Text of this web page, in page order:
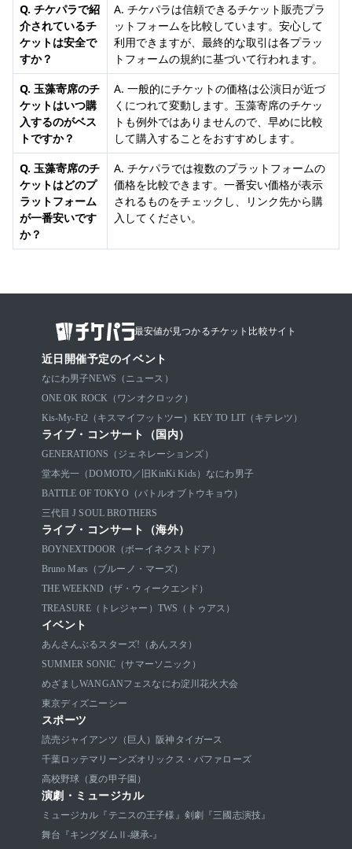
Q. チケパラで紹
介されているチ
ケットは安全で
すか？
A. チケパラは信頼できるチケット販売プラ
ットフォームを比較しています。安心して
利用できますが、最終的な取引は各プラッ
トフォームの規約に基づいて行われます。
Q. 玉藻寄席のチ
ケットはいつ購
入するのがベス
トですか？
A. 一般的にチケットの価格は公演日が近づ
くにつれて変動します。玉藻寄席のチケッ
トも例外ではありませんので、早めに比較
して購入することをおすすめします。
Q. 玉藻寄席のチ
ケットはどのプ
ラットフォーム
が一番安いです
か？
A. チケパラでは複数のプラットフォームの
価格を比較できます。一番安い価格が表示
されるものをチェックし、リンク先から購
入してください。
最安値が見つかるチケット比較サイト
近日開催予定のイベント
なにわ男子NEWS（ニュース）
ONE OK ROCK（ワンオクロック）
Kis-My-Ft2（キスマイフットツー） KEY TO LIT（キテレツ）
ライブ・コンサート（国内）
GENERATIONS（ジェネレーションズ）
堂本光一（DOMOTO／旧KinKi Kids） なにわ男子
BATTLE OF TOKYO（バトルオブトウキョウ）
三代目 J SOUL BROTHERS
ライブ・コンサート（海外）
BOYNEXTDOOR（ボーイネクストドア）
Bruno Mars（ブルーノ・マーズ）
THE WEEKND（ザ・ウィークエンド）
TREASURE（トレジャー） TWS（トゥアス）
イベント
あんさんぶるスターズ!（あんスタ）
SUMMER SONIC（サマーソニック）
めざましWANGANフェスなにわ淀川花火大会
東京ディズニーシー
スポーツ
読売ジャイアンツ（巨人）
阪神タイガース
千葉ロッテマリーンズオリックス・バファローズ
高校野球（夏の甲子園）
演劇・ミュージカル
ミュージカル『テニスの王子様』 剣劇『三國志演技』
舞台『キングダムⅡ-継承-』